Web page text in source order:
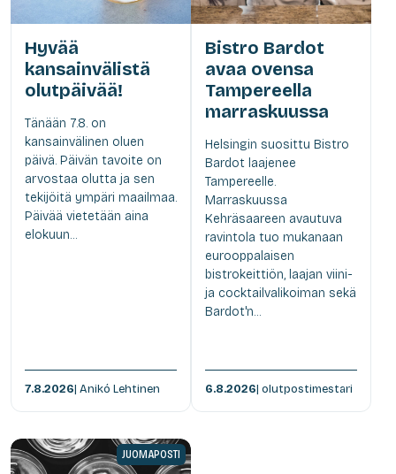
Hyvää
kansainvälistä
olutpäivää!
Tänään 7.8. on
kansainvälinen oluen
päivä. Päivän tavoite on
arvostaa olutta ja sen
tekijöitä ympäri maailmaa.
Päivää vietetään aina
elokuun...
7.8.2026| Anikó Lehtinen
Bistro Bardot
avaa ovensa
Tampereella
marraskuussa
Helsingin suosittu Bistro
Bardot laajenee
Tampereelle.
Marraskuussa
Kehräsaareen avautuva
ravintola tuo mukanaan
eurooppalaisen
bistrokeittiön, laajan viini-
ja cocktailvalikoiman sekä
Bardot'n...
6.8.2026| olutpostimestari
JUOMAPOSTI